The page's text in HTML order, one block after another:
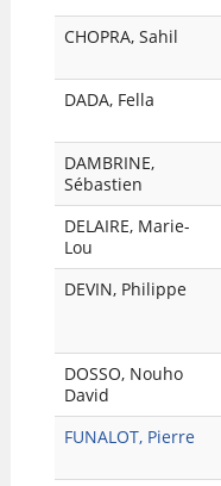
CHOPRA, Sahil
DADA, Fella
DAMBRINE,
Sébastien
DELAIRE, Marie-
Lou
DEVIN, Philippe
DOSSO, Nouho
David
FUNALOT, Pierre